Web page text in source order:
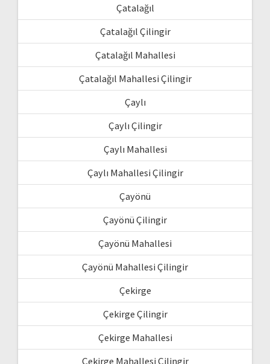
Çatalağıl
Çatalağıl Çilingir
Çatalağıl Mahallesi
Çatalağıl Mahallesi Çilingir
Çaylı
Çaylı Çilingir
Çaylı Mahallesi
Çaylı Mahallesi Çilingir
Çayönü
Çayönü Çilingir
Çayönü Mahallesi
Çayönü Mahallesi Çilingir
Çekirge
Çekirge Çilingir
Çekirge Mahallesi
Çekirge Mahallesi Çilingir